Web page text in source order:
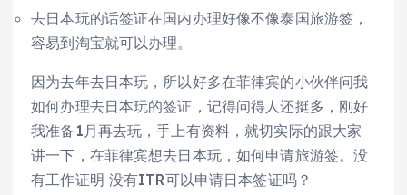
去日本玩的话签证在国内办理好像不像泰国旅游签，
容易到淘宝就可以办理。
因为去年去日本玩，所以好多在菲律宾的小伙伴问我
如何办理去日本玩的签证，记得问得人还挺多，刚好
我准备1月再去玩，手上有资料，就切实际的跟大家
讲一下，在菲律宾想去日本玩，如何申请旅游签。没
有工作证明 没有ITR可以申请日本签证吗？